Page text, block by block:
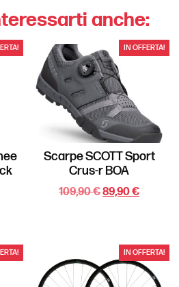
anche:
IN OFFERTA!
Scarpe SCOTT Sport
Crus-r BOA
109,90€89,90€
IN OFFERTA!